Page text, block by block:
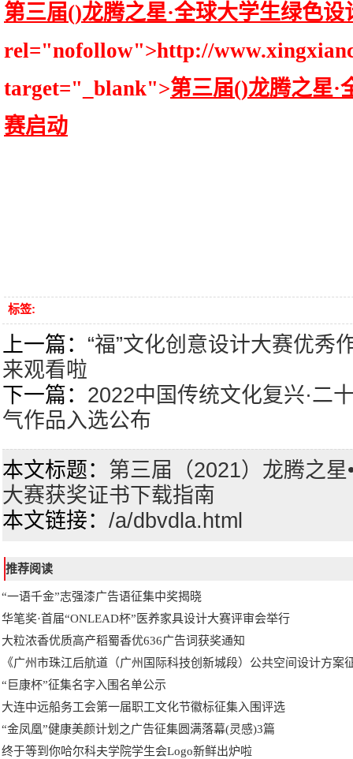
第三届()龙腾之星·全球大学生绿色设
rel="nofollow">http://
target="_blank">第三届()龙腾之星·
赛启动
标签:
上一篇： “福”文化创意设计大赛优秀
来观看啦
下一篇： 2022中国传统文化复兴·二
气作品入选公布
本文标题： 第三届（2021）龙腾之
大赛获奖证书下载指南
本文链接： /a/dbvdla.html
推荐阅读
“一语千金”志强漆广告语征集中奖揭晓
华笔奖·首届“ONLEAD杯”医养家具设计大赛评审会举行
大粒浓香优质高产稻蜀香优636广告词获奖通知
《广州市珠江后航道（广州国际科技创新城段）公共空间设计方案
“巨康杯”征集名字入围名单公示
大连中远船务工会第一届职工文化节徽标征集入围评选
“金凤凰”健康美颜计划之广告征集圆满落幕(灵感)3篇
终于等到你哈尔科夫学院学生会Logo新鲜出炉啦